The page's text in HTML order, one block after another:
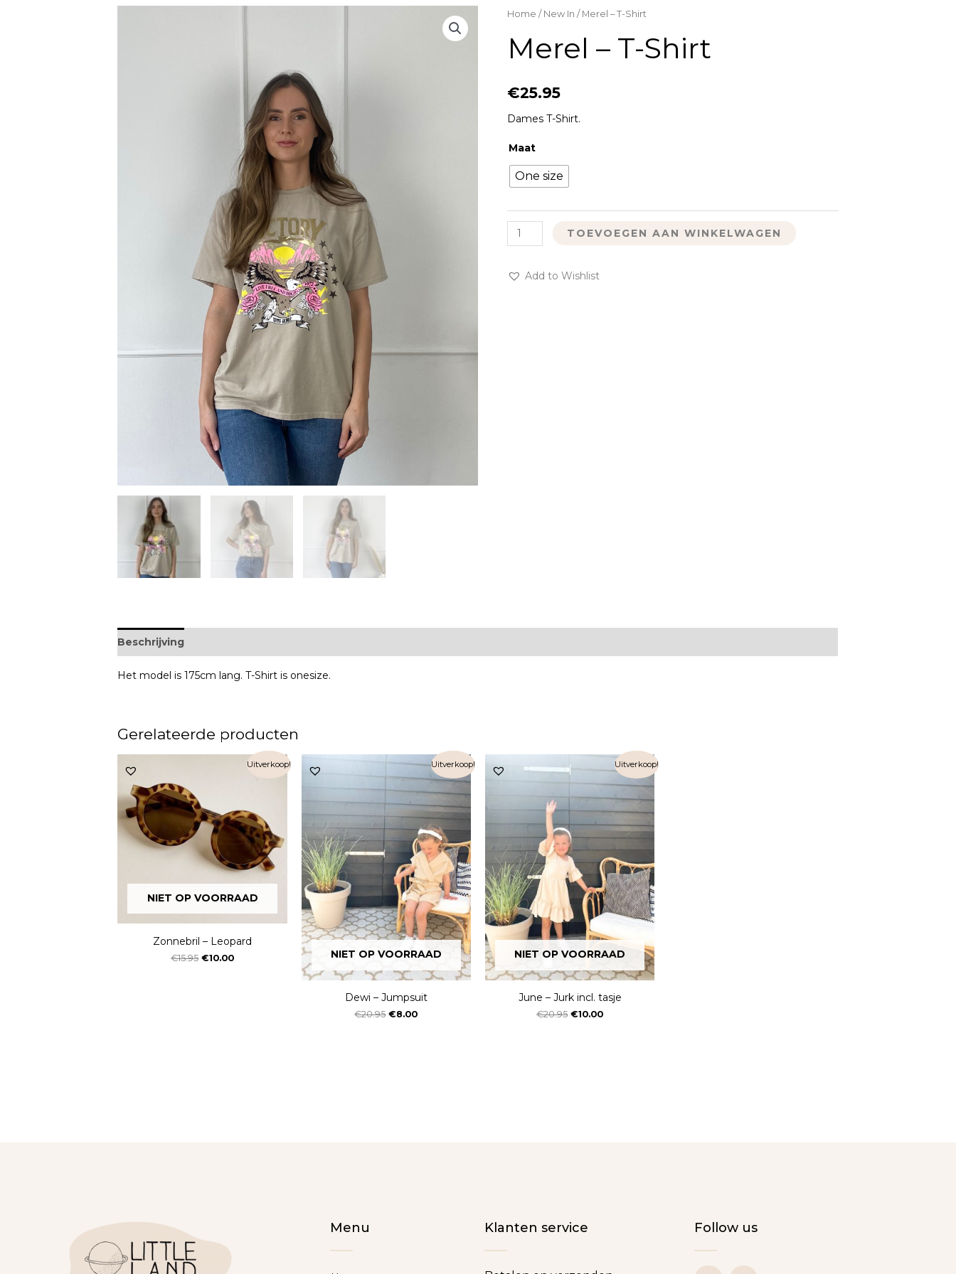
Home / New In / Merel – T-Shirt
Merel – T-Shirt
€25.95
Dames T-Shirt.
Maat
One size
Merel
T-
aantal
TOEVOEGEN AAN WINKELWAGEN
Add to Wishlist
Beschrijving
Het model is 175cm lang. T-Shirt is onesize.
Gerelateerde producten
Uitverkoop!
NIET OP VOORRAAD
Zonnebril – Leopard
€15.95 €10.00
Uitverkoop!
NIET OP VOORRAAD
Dewi – Jumpsuit
€20.95 €8.00
Uitverkoop!
NIET OP VOORRAAD
June – Jurk incl. tasje
€20.95 €10.00
Menu Klanten service Follow us
I F